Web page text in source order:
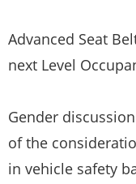
Advanced Seat
next Level
Gender
of the
in vehicle safety